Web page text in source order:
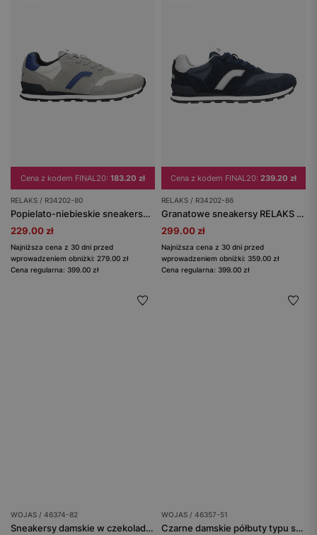
Cena z kodem FINAL20: 183.20 zł
RELAKS / R34202-80
Popielato-niebieskie sneakersy RELAKS z niebieskimi detalami
229.00 zł
Najniższa cena z 30 dni przed
wprowadzeniem obniżki: 279.00 zł
Cena regularna: 399.00 zł
Cena z kodem FINAL20: 239.20 zł
RELAKS / R34202-86
Granatowe sneakersy RELAKS z popielatymi wstawkami
299.00 zł
Najniższa cena z 30 dni przed
wprowadzeniem obniżki: 359.00 zł
Cena regularna: 399.00 zł
WOJAS / 46374-82
Sneakersy damskie w czekoladowym odcieniu
WOJAS / 46357-51
Czarne damskie półbuty typu sneakersy